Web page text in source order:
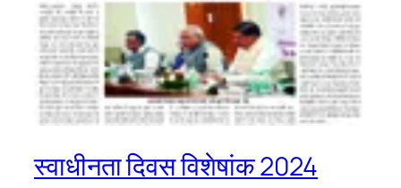
स्वाधीनता दिवस विशेषांक 2024